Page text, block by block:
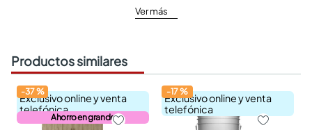
Ver más
Productos similares
Exclusivo online y venta
telefónica
Ahorro en grande
-37%
Exclusivo online y venta
telefónica
-17%